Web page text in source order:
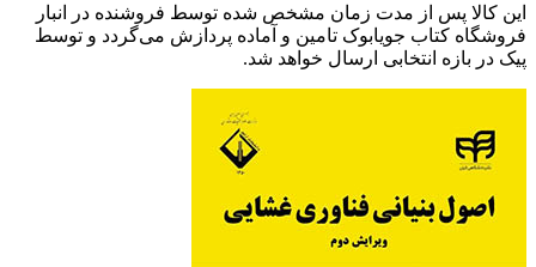
این کالا پس از مدت زمان مشخص شده توسط فروشنده در انبار
فروشگاه کتاب جویابوک تامین و آماده پردازش می‌گردد و توسط
پیک در بازه انتخابی ارسال خواهد شد.